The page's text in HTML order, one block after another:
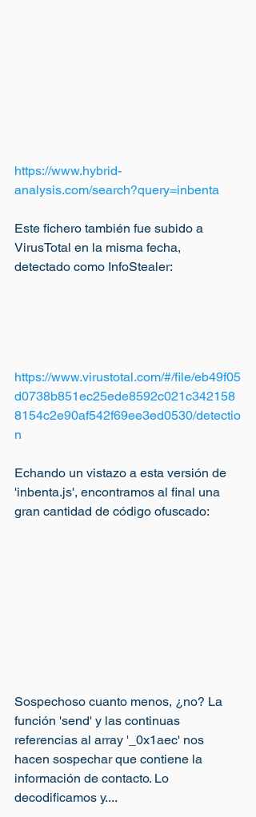
https://www.hybrid-
analysis.com/search?query=inbenta
Este fichero también fue subido a
VirusTotal en la misma fecha,
detectado como InfoStealer:
https://www.virustotal.com/#/file/eb49f05
d0738b851ec25ede8592c021c342158
8154c2e90af542f69ee3ed0530/detectio
n
Echando un vistazo a esta versión de
'inbenta.js', encontramos al final una
gran cantidad de código ofuscado:
Sospechoso cuanto menos, ¿no? La
función 'send' y las continuas
referencias al array '_0x1aec' nos
hacen sospechar que contiene la
información de contacto. Lo
decodificamos y....